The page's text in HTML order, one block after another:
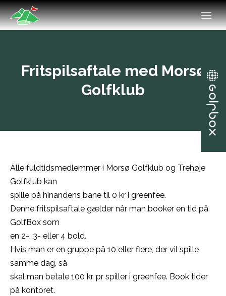
Fritspilsaftale med Morsø
Golfklub
Alle fuldtidsmedlemmer i Morsø Golfklub og Trehøje
Golfklub kan
spille på hinandens bane til 0 kr i greenfee.
Denne fritspilsaftale gælder når man booker en tid på
GolfBox som
en 2-, 3- eller 4 bold.
Hvis man er en gruppe på 10 eller flere, der vil spille
samme dag, så
skal man betale 100 kr. pr spiller i greenfee. Book tider
på kontoret.